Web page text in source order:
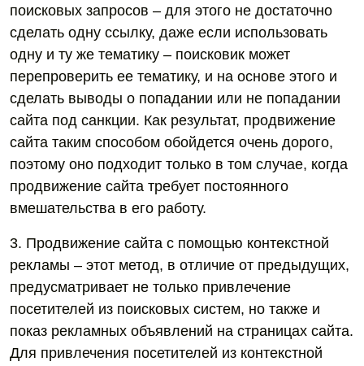
поисковых запросов – для этого не достаточно
сделать одну ссылку, даже если использовать
одну и ту же тематику – поисковик может
перепроверить ее тематику, и на основе этого и
сделать выводы о попадании или не попадании
сайта под санкции. Как результат, продвижение
сайта таким способом обойдется очень дорого,
поэтому оно подходит только в том случае, когда
продвижение сайта требует постоянного
вмешательства в его работу.
3. Продвижение сайта с помощью контекстной
рекламы – этот метод, в отличие от предыдущих,
предусматривает не только привлечение
посетителей из поисковых систем, но также и
показ рекламных объявлений на страницах сайта.
Для привлечения посетителей из контекстной